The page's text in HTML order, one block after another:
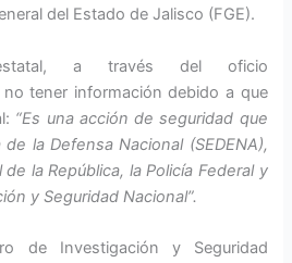
del Estado de Jalisco (FGE).
a través del oficio
tener información debido a que
“Es una acción de seguridad que
la Defensa Nacional (SEDENA),
la República, la Policía Federal y
y Seguridad Nacional”.
de Investigación y Seguridad